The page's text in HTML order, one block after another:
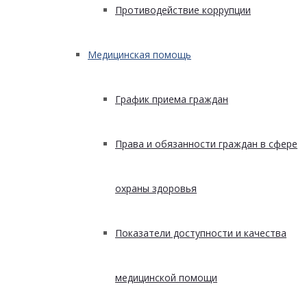
Противодействие коррупции
Медицинская помощь
График приема граждан
Права и обязанности граждан в сфере
охраны здоровья
Показатели доступности и качества
медицинской помощи